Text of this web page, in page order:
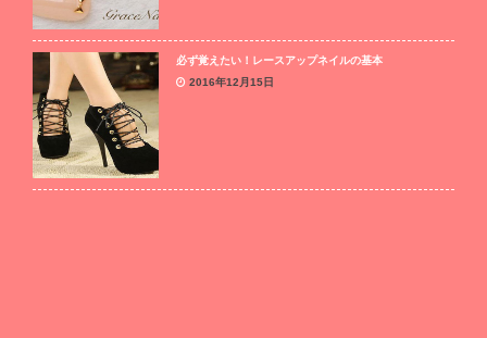
必ず覚えたい！レースアップネイルの基本
2016年12月15日